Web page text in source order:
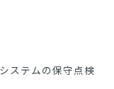
ステムの保守点検